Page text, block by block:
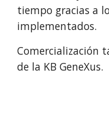
tiempo gracias a
implementados.
Comercialización
de la KB GeneXus.